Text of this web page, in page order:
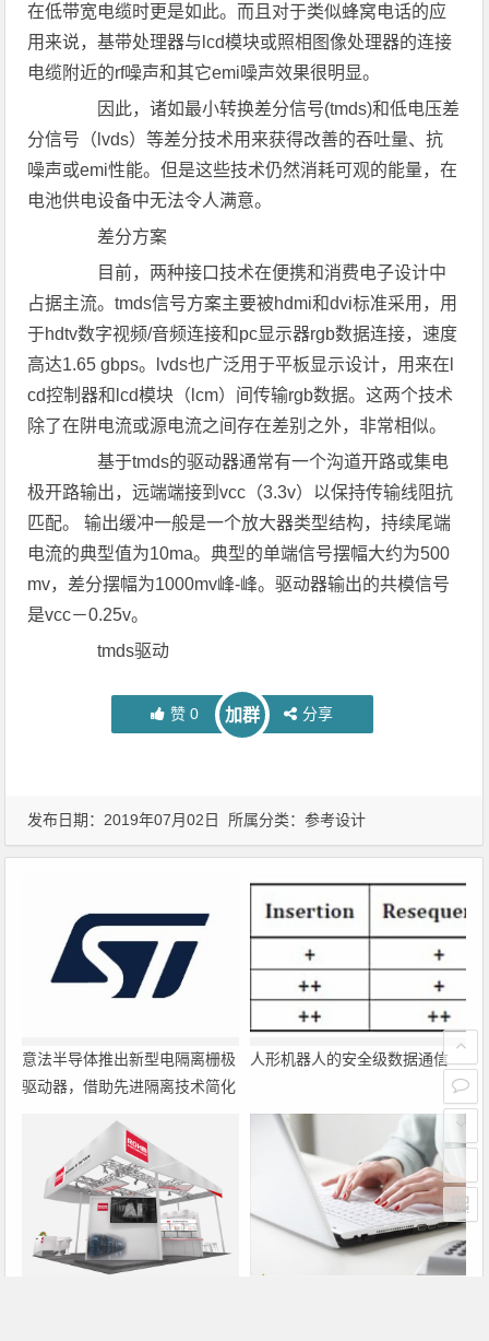
在低带宽电缆时更是如此。而且对于类似蜂窝电话的应
用来说，基带处理器与lcd模块或照相图像处理器的连接
电缆附近的rf噪声和其它emi噪声效果很明显。
因此，诸如最小转换差分信号(tmds)和低电压差
分信号（lvds）等差分技术用来获得改善的吞吐量、抗
噪声或emi性能。但是这些技术仍然消耗可观的能量，在
电池供电设备中无法令人满意。
差分方案
目前，两种接口技术在便携和消费电子设计中
占据主流。tmds信号方案主要被hdmi和dvi标准采用，用
于hdtv数字视频/音频连接和pc显示器rgb数据连接，速度
高达1.65 gbps。lvds也广泛用于平板显示设计，用来在l
cd控制器和lcd模块（lcm）间传输rgb数据。这两个技术
除了在阱电流或源电流之间存在差别之外，非常相似。
基于tmds的驱动器通常有一个沟道开路或集电
极开路输出，远端端接到vcc（3.3v）以保持传输线阻抗
匹配。 输出缓冲一般是一个放大器类型结构，持续尾端
电流的典型值为10ma。典型的单端信号摆幅大约为500
mv，差分摆幅为1000mv峰-峰。驱动器输出的共模信号
是vcc－0.25v。
tmds驱动
赞 0 加群 分享
发布日期：2019年07月02日 所属分类：参考设计
意法半导体推出新型电隔离栅极
驱动器，借助先进隔离技术简化
人形机器人的安全级数据通信